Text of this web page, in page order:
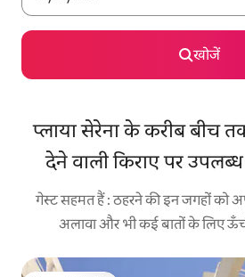
खोजें
प्लाया सेरेना के करीब बीच
देने वाली किराए पर
गेस्ट सहमत हैं : ठहरने की इन जगहों को
अलावा और भी कई बातों के लिए